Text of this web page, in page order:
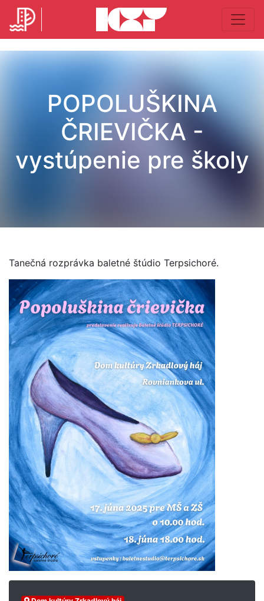
POPOLUŠKINA
ČRIEVIČKA -
vystúpenie pre školy
Tanečná rozprávka baletné štúdio Terpsichoré.